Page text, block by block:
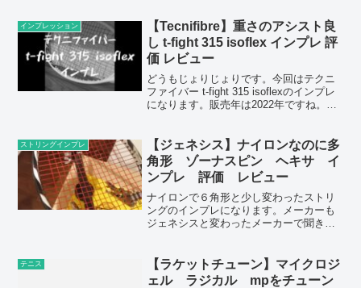
のは、フェイスサイズが100→98平方イ...
インプレッション
【Tecnifibre】重さのアシスト良
し t-fight 315 isoflex インプレ 評
価 レビュー
どうもじょりじょりです。今回はテクニ
ファイバー t-fight 315 isoflexのインプレ
になります。販売年は2022年ですね。重
リングによってストローク性能はか...
ストリングインプレ
【ジェネシス】ナイロンなのに多
角形 ゾーナスピン ヘキサ イ
ンプレ 評価 レビュー
ナイロンで６角形と少し変わったストリ
ングのインプレになります。メーカーも
ジェネシスと変わったメーカーで聞き慣
テニス
【ラケットチューン】マイクロジ
ェル ラジカル mpをチューン